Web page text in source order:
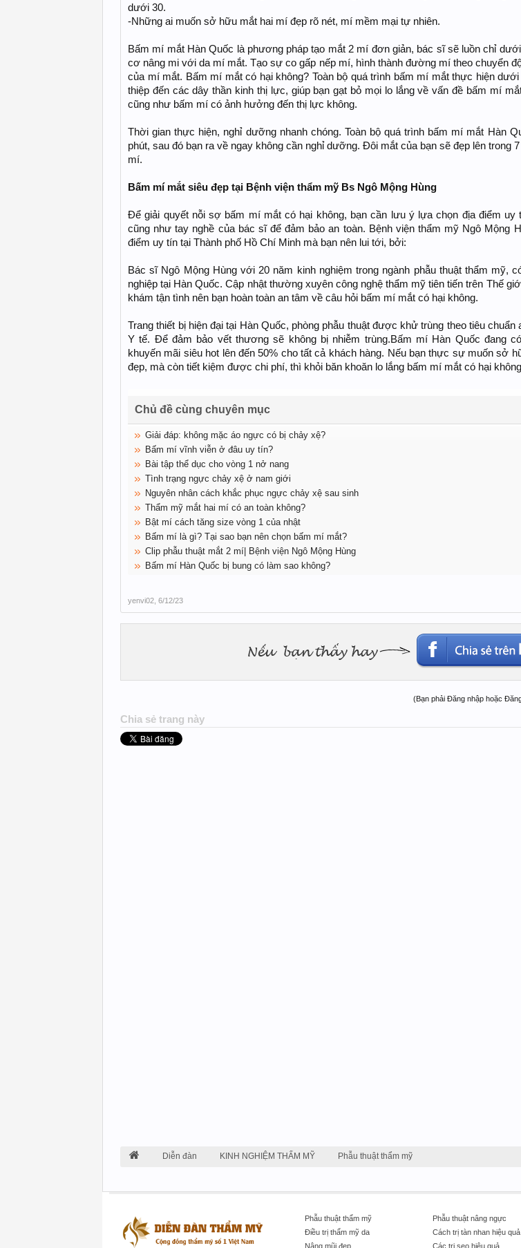
dưới 30.
-Những ai muốn sở hữu mắt hai mí đẹp rõ nét, mí mềm mại tự nhiên.
Bấm mí mắt Hàn Quốc là phương pháp tạo mắt 2 mí đơn giản, bác sĩ sẽ luồn chỉ
cơ nâng mi với da mí mắt. Tạo sự co gấp nếp mí, hình thành đường mí theo chuyển
của mí mắt. Bấm mí mắt có hại không? Toàn bộ quá trình bấm mí mắt thực hiện
thiệp đến các dây thần kinh thị lực, giúp bạn gạt bỏ mọi lo lắng về vấn đề bấm mí
cũng như bấm mí có ảnh hưởng đến thị lực không.
Thời gian thực hiện, nghỉ dưỡng nhanh chóng. Toàn bộ quá trình bấm mí mắt Hàn
phút, sau đó bạn ra về ngay không cần nghỉ dưỡng. Đôi mắt của bạn sẽ đẹp lên trong
mí.
Bấm mí mắt siêu đẹp tại Bệnh viện thẩm mỹ Bs Ngô Mộng Hùng
Để giải quyết nỗi sợ bấm mí mắt có hại không, bạn cần lưu ý lựa chọn địa điểm uy
cũng như tay nghề của bác sĩ để đảm bảo an toàn. Bệnh viện thẩm mỹ Ngô Mộng
điểm uy tín tại Thành phố Hồ Chí Minh mà bạn nên lui tới, bởi:
Bác sĩ Ngô Mộng Hùng với 20 năm kinh nghiệm trong ngành phẫu thuật thẩm mỹ,
nghiệp tại Hàn Quốc. Cập nhật thường xuyên công nghệ thẩm mỹ tiên tiến trên Thế
khám tận tình nên bạn hoàn toàn an tâm về câu hỏi bấm mí mắt có hại không.
Trang thiết bị hiện đại tại Hàn Quốc, phòng phẫu thuật được khử trùng theo tiêu chuẩn
Y tế. Để đảm bảo vết thương sẽ không bị nhiễm trùng.Bấm mí Hàn Quốc đang
khuyến mãi siêu hot lên đến 50% cho tất cả khách hàng. Nếu bạn thực sự muốn sở
đẹp, mà còn tiết kiệm được chi phí, thì khỏi băn khoăn lo lắng bấm mí mắt có hại
Chủ đề cùng chuyên mục
Giải đáp: không mặc áo ngực có bị chảy xệ?
Bấm mí vĩnh viễn ở đâu uy tín?
Bài tập thể dục cho vòng 1 nở nang
Tình trạng ngực chảy xệ ở nam giới
Nguyên nhân cách khắc phục ngực chảy xệ sau sinh
Thẩm mỹ mắt hai mí có an toàn không?
Bật mí cách tăng size vòng 1 của nhật
Bấm mí là gì? Tại sao bạn nên chọn bấm mí mắt?
Clip phẫu thuật mắt 2 mí| Bệnh viện Ngô Mộng Hùng
Bấm mí Hàn Quốc bị bung có làm sao không?
yenvi02 6/12/23
(Bạn phải Đăng nhập hoặc
Chia sẻ trang này
Diễn đàn KINH NGHIỆM THẨM MỸ Phẫu thuật thẩm mỹ
Phẫu thuật thẩm mỹ
Điều trị thẩm mỹ da
Nâng mũi đẹp
Phẫu thuật nâng ngực
Cách trị tàn nhan hiệu quả
Các trị sẹo hiệu quả